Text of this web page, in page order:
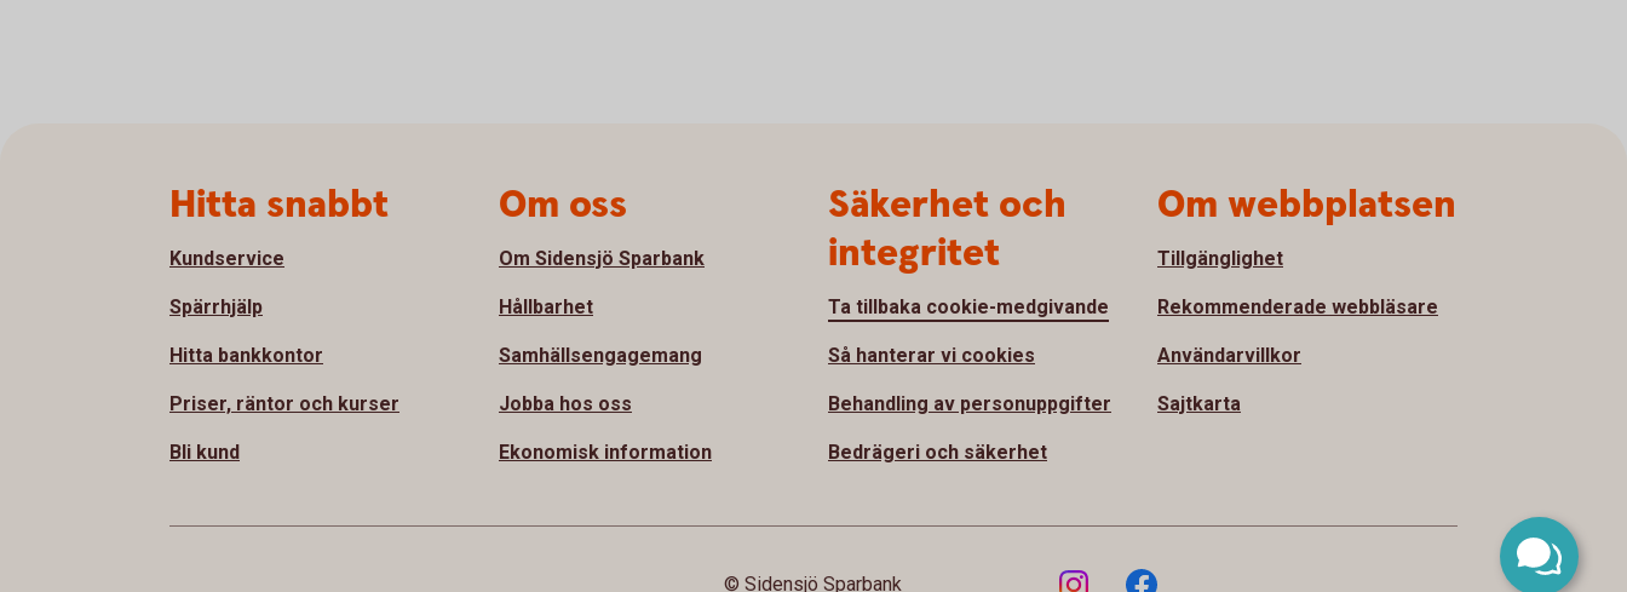
Hitta snabbt
Kundservice
Spärrhjälp
Hitta bankkontor
Priser, räntor och kurser
Bli kund
Om oss
Om Sidensjö Sparbank
Hållbarhet
Samhällsengagemang
Jobba hos oss
Ekonomisk information
Säkerhet och
integritet
Ta tillbaka cookie-medgivande
Så hanterar vi cookies
Behandling av personuppgifter
Bedrägeri och säkerhet
Om webbplatsen
Tillgänglighet
Rekommenderade webbläsare
Användarvillkor
Sajtkarta
© Sidensjö Sparbank